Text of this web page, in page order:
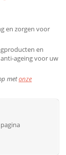
en zorgen voor
en
ageing voor uw
metonze